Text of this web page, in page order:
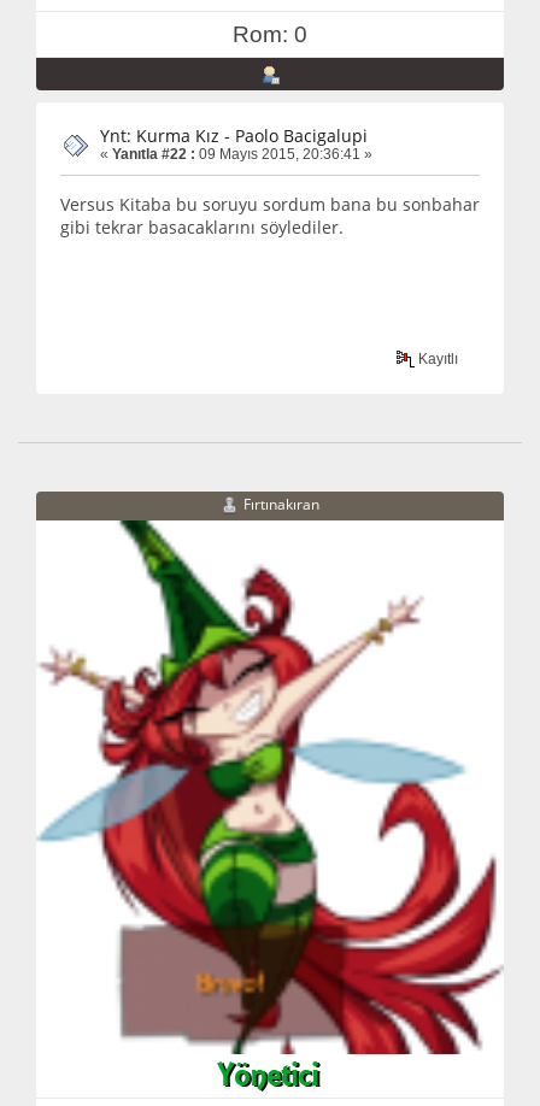
Rom: 0
Ynt: Kurma Kız - Paolo Bacigalupi
« Yanıtla #22 : 09 Mayıs 2015, 20:36:41 »
Versus Kitaba bu soruyu sordum bana bu sonbahar
gibi tekrar basacaklarını söylediler.
Kayıtlı
Fırtınakıran